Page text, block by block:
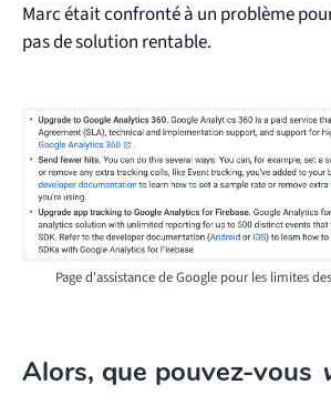
Marc était confronté à un problème
pas de solution rentable.
Page d'assistance de Google pour les limites
Alors, que pouvez-vous